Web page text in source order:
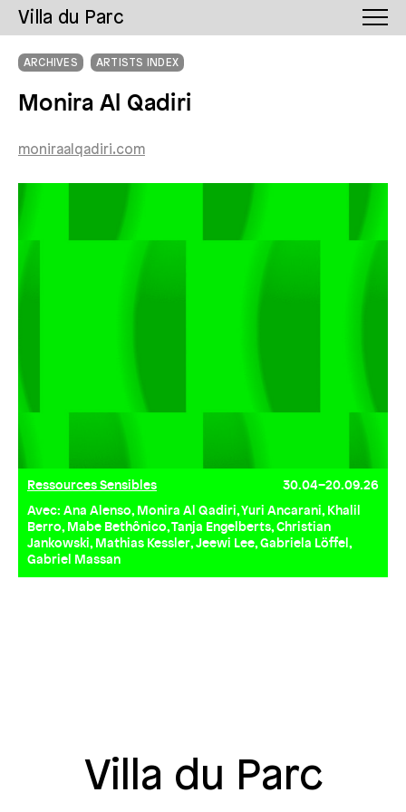
Villa du Parc
ARCHIVES ARTISTS INDEX
Monira Al Qadiri
moniraalqadiri.com
Ressources Sensibles
30.04–20.09.26
Avec: Ana Alenso, Monira Al Qadiri, Yuri Ancarani, Khalil
Berro, Mabe Bethônico, Tanja Engelberts, Christian
Jankowski, Mathias Kessler, Jeewi Lee, Gabriela Löffel,
Gabriel Massan
Villa du Parc